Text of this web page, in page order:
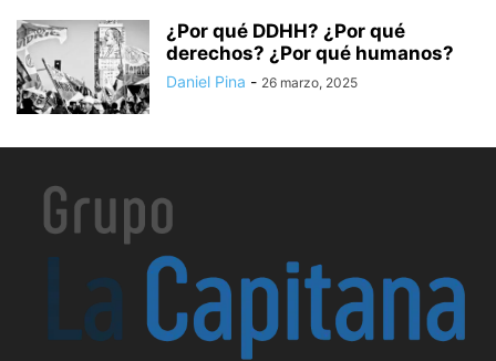
¿Por qué DDHH? ¿Por qué
derechos? ¿Por qué humanos?
Daniel Pina - 26 marzo, 2025